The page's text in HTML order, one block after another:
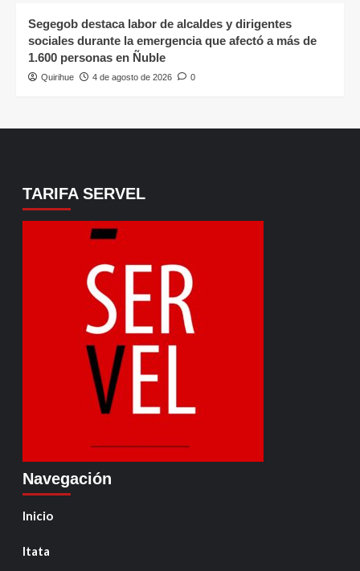
Segegob destaca labor de alcaldes y dirigentes
sociales durante la emergencia que afectó a más de
1.600 personas en Ñuble
Quirihue 4 de agosto de 2026 0
TARIFA SERVEL
Navegación
Inicio
Itata